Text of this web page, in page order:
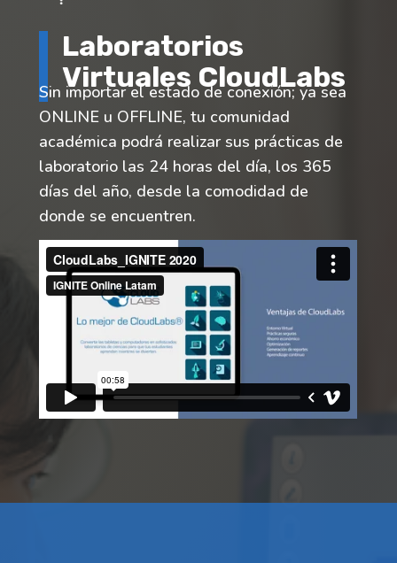
Laboratorios
Virtuales CloudLabs
Sin importar el estado de conexión; ya sea
ONLINE u OFFLINE, tu comunidad
académica podrá realizar sus prácticas de
laboratorio las 24 horas del día, los 365
días del año, desde la comodidad de
donde se encuentren.